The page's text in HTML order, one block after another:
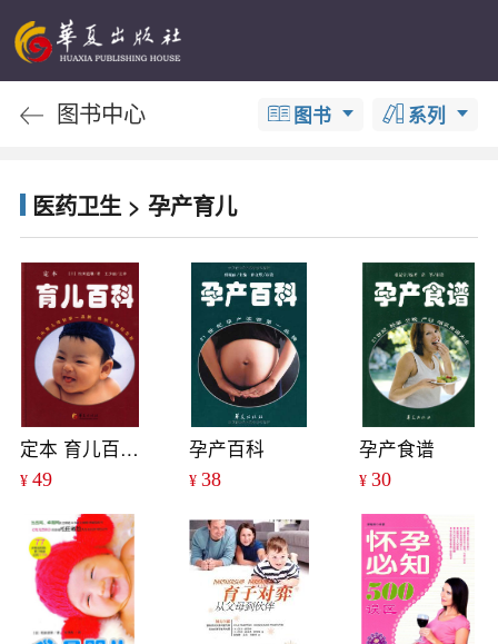
图书中心 图书 系列
医药卫生 > 孕产育儿
定本 育儿百科（精装）
¥ 49
孕产百科
¥38
孕产食谱
¥ 30